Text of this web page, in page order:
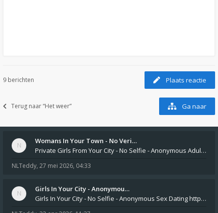
9 berichten Plaats reactie
Terug naar “Het weer” Ga naar
Womans In Your Town - No Veri…
Private Girls From Your City - No Selfie - Anonymous Adult Dating https://privatedates.live Private Girls In Your
NLTeddy, 27 mei 2026, 04:33
Girls In Your City - Anonymou…
Girls In Your City - No Selfie - Anonymous Sex Dating https://SecretPrivat.com Womens In Your Town - Anonymous S